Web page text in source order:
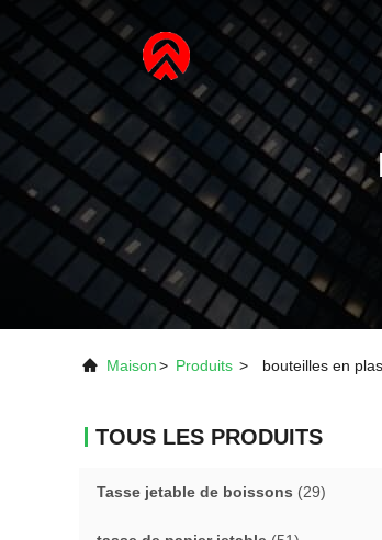
Maison> Produits > bouteilles en
TOUS LES PRODUITS
Tasse jetable de boissons (29)